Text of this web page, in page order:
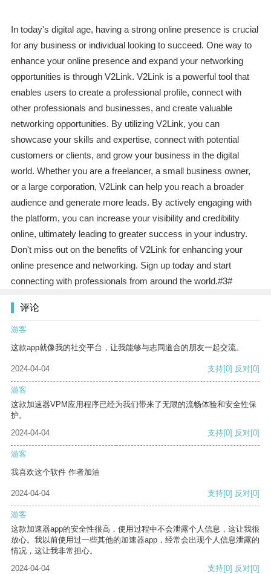
In today's digital age, having a strong online presence is crucial
for any business or individual looking to succeed. One way to
enhance your online presence and expand your networking
opportunities is through V2Link. V2Link is a powerful tool that
enables users to create a professional profile, connect with
other professionals and businesses, and create valuable
networking opportunities. By utilizing V2Link, you can
showcase your skills and expertise, connect with potential
customers or clients, and grow your business in the digital
world. Whether you are a freelancer, a small business owner,
or a large corporation, V2Link can help you reach a broader
audience and generate more leads. By actively engaging with
the platform, you can increase your visibility and credibility
online, ultimately leading to greater success in your industry.
Don't miss out on the benefits of V2Link for enhancing your
online presence and networking. Sign up today and start
connecting with professionals from around the world.#3#
评论
游客
这款app就像我的社交平台，让我能够与志同道合的朋友一起交流。
2024-04-04 支持[0] 反对[0]
游客
这款加速器VPM应用程序已经为我们带来了无限的流畅体验和安全性保
护。
2024-04-04
支持[0] 反对[0]
游客
我喜欢这个软件 作者加油
2024-04-04 支持[0] 反对[0]
游客
这款加速器app的安全性很高，使用过程中不会泄露个人信息，这让我很
放心。我以前使用过一些其他的加速器app，经常会出现个人信息泄露的
情况，这让我非常担心。
2024-04-04
支持[0] 反对[0]